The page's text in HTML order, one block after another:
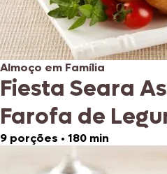
Almoço em Família
Fiesta Seara
Farofa de
9 porções • 180 min